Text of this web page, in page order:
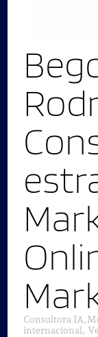
Consultora
internacional,